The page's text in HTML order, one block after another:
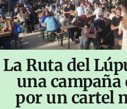
La Ruta del
una
por un cartel